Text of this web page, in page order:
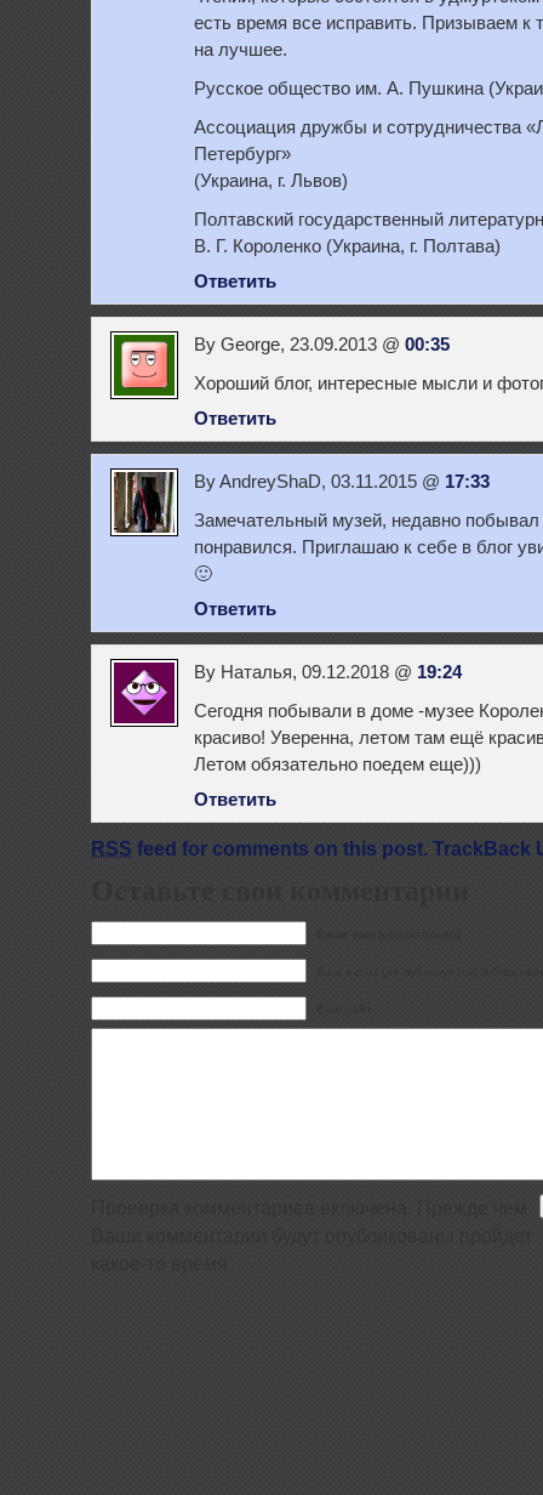
есть время все исправить. Призываем к
на лучшее.
Русское общество им. А. Пушкина
Ассоциация дружбы и сотрудничества
Петербург»
(Украина, г. Львов)
Полтавский государственный
В. Г. Короленко (Украина, г. Полтава)
Ответить
By George, 23.09.2013 @ 00:35
Хороший блог, интересные мысли и
Ответить
By AndreyShaD, 03.11.2015 @ 17:33
Замечательный музей, недавно побывал
понравился. Приглашаю к себе в блог
🙂
Ответить
By Наталья, 09.12.2018 @ 19:24
Сегодня побывали в доме -музее
красиво! Уверенна, летом там ещё
Летом обязательно поедем еще)))
Ответить
RSS feed for comments on this post. TrackBack
Оставьте свои комментарии
Ваше имя (обязательно)
Ваш e-mail (не публикуется)
Проверка комментариев включена. Прежде чем
Ваши комментарии будут опубликованы пройдет
какое-то время.